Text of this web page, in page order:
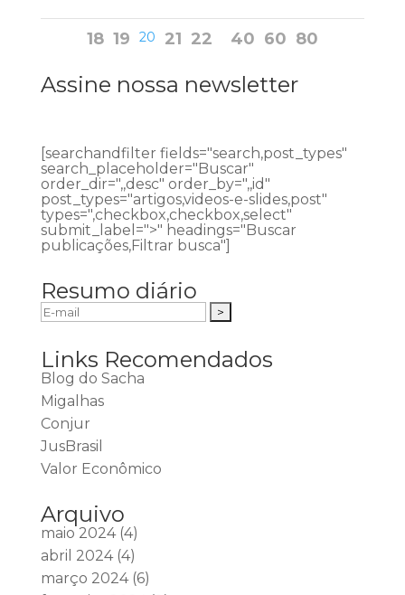
18 19 20 21 22 40 60 80
Assine nossa newsletter
[searchandfilter fields="search,post_types"
search_placeholder="Buscar"
order_dir=",,desc" order_by=",,id"
post_types="artigos,videos-e-slides,post"
types=",checkbox,checkbox,select"
submit_label=">" headings="Buscar
publicações,Filtrar busca"]
Resumo diário
Links Recomendados
Blog do Sacha
Migalhas
Conjur
JusBrasil
Valor Econômico
Arquivo
maio 2024(4)
abril 2024(4)
março 2024(6)